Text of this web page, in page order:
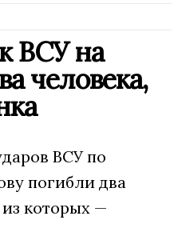
ВСУ на
человека,
ВСУ по
погибли два
которых —